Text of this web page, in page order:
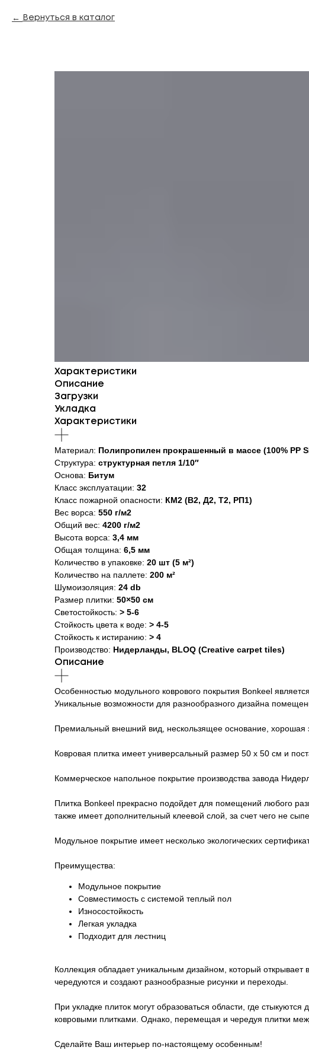
Вернуться в каталог
Характеристики
Описание
Загрузки
Укладка
Характеристики
Материал: Полипропилен прокрашенный в массе (100% PP
Структура: структурная петля 1/10″
Основа: Битум
Класс эксплуатации: 32
Класс пожарной опасности: КМ2 (В2, Д2, Т2, РП1)
Вес ворса: 550 г/м2
Общий вес: 4200 г/м2
Высота ворса: 3,4 мм
Общая толщина: 6,5 мм
Количество в упаковке: 20 шт (5 м²)
Количество на паллете: 200 м²
Шумоизоляция: 24 db
Размер плитки: 50×50 см
Светостойкость: > 5-6
Стойкость цвета к воде: > 4-5
Стойкость к истиранию: > 4
Производство: Нидерланды, BLOQ (Creative carpet tiles)
Описание
Особенностью модульного коврового покрытия Bonkeel
Уникальные возможности для разнообразного дизайна
Премиальный внешний вид, нескользящее основание, хорошая
Ковровая плитка имеет универсальный размер 50 х 50 см и
Коммерческое напольное покрытие производства завода
Плитка Bonkeel прекрасно подойдет для помещений любого
также имеет дополнительный клеевой слой, за счет чего не
Модульное покрытие имеет несколько экологических
Преимущества:
Модульное покрытие
Совместимость с системой теплый пол
Износостойкость
Легкая укладка
Подходит для лестниц
Коллекция обладает уникальным дизайном, который
чередуются и создают разнообразные рисунки и переходы.
При укладке плиток могут образоваться области, где
ковровыми плитками. Однако, перемещая и чередуя плитки
Сделайте Ваш интерьер по-настоящему особенным!